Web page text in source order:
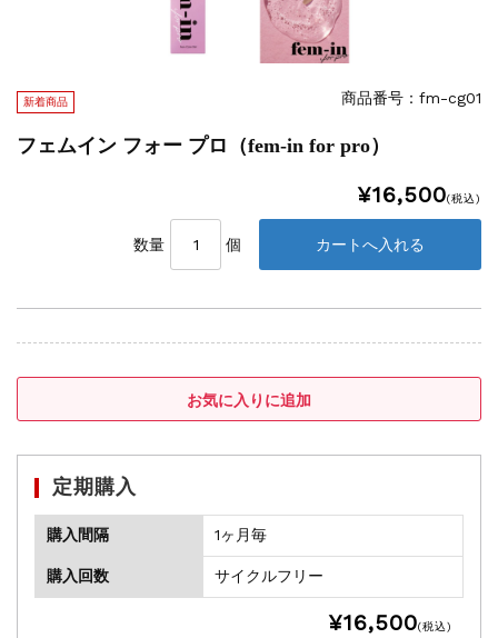
新着商品 商品番号：fm-cg01
フェムイン フォー プロ（fem-in for pro）
¥16,500(税込)
数量 個
定期購入
購入間隔 1ヶ月毎
購入回数 サイクルフリー
¥16,500(税込)